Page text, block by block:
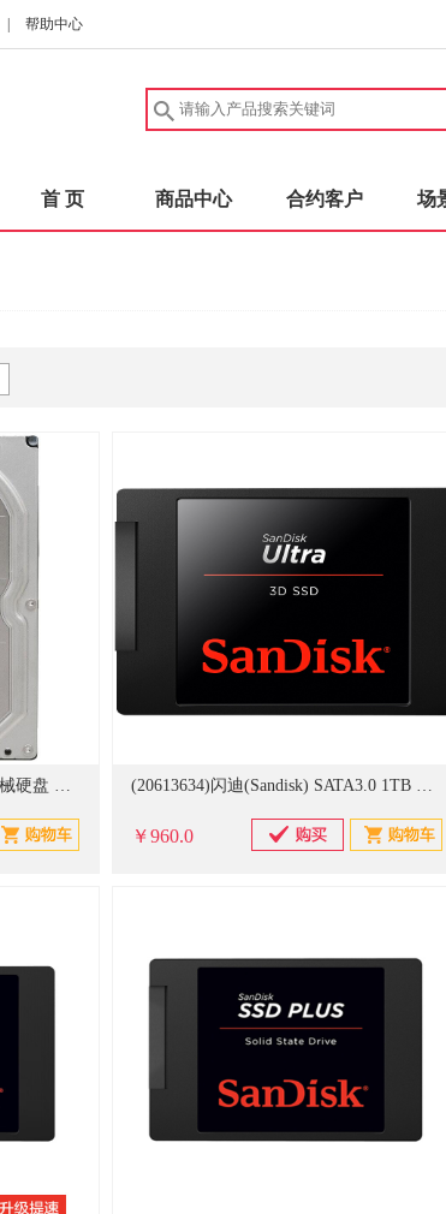
帮助中心
首 页 商品中心 合约客户 场
西部数据（WD）8TB 台式机机械硬盘 WD Blue 西数蓝盘 3.5英寸 5640转 256MB SATA CMR垂直技术 WD80EAAZ AI硬盘 (20613634)闪迪(Sandisk) SATA3.0 1TB 固态硬盘 黑色(单位：个)
￥960.0